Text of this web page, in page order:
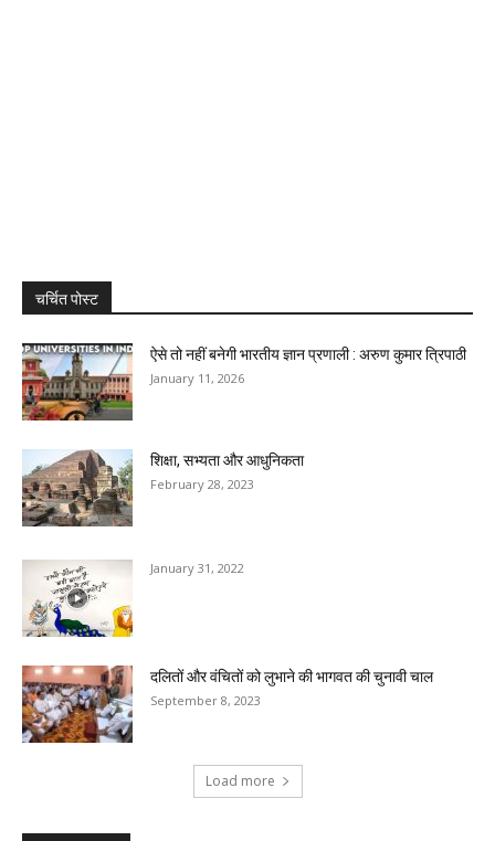
चर्चित पोस्ट
ऐसे तो नहीं बनेगी भारतीय ज्ञान प्रणाली : अरुण कुमार त्रिपाठी
January 11, 2026
शिक्षा, सभ्यता और आधुनिकता
February 28, 2023
January 31, 2022
दलितों और वंचितों को लुभाने की भागवत की चुनावी चाल
September 8, 2023
Load more